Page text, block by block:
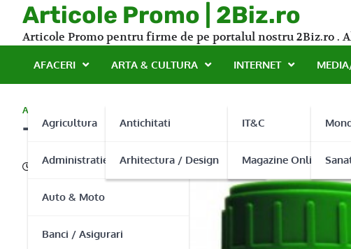
content
Articole Promo | 2Biz.ro
Articole Promo pentru firme de pe portalul nostru 2Biz.ro .
AFACERI
Agricultura
Administratie Publica
Auto & Moto
Banci / Asigurari
ARTA & CULTURA
Antichitati
Arhitectura / Design
INTERNET
IT&C
Magazine Online
AGRICULTURA
Top 8 fertilizanti foliari de la
23/04/2015